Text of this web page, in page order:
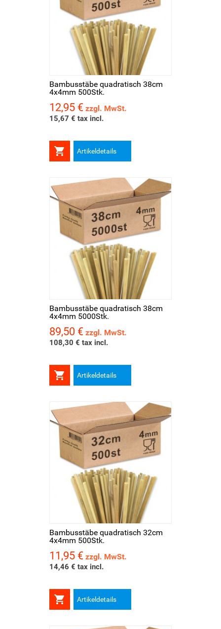
Bambusstäbe quadratisch 38cm
4x4mm 500Stk.
Preis
12,95 € zzgl. MwSt.
15,67 € tax incl.
 Artikeldetails
Bambusstäbe quadratisch 38cm
4x4mm 5000Stk.
Preis
89,50 € zzgl. MwSt.
108,30 € tax incl.
 Artikeldetails
Bambusstäbe quadratisch 32cm
4x4mm 500Stk.
Preis
11,95 € zzgl. MwSt.
14,46 € tax incl.
 Artikeldetails